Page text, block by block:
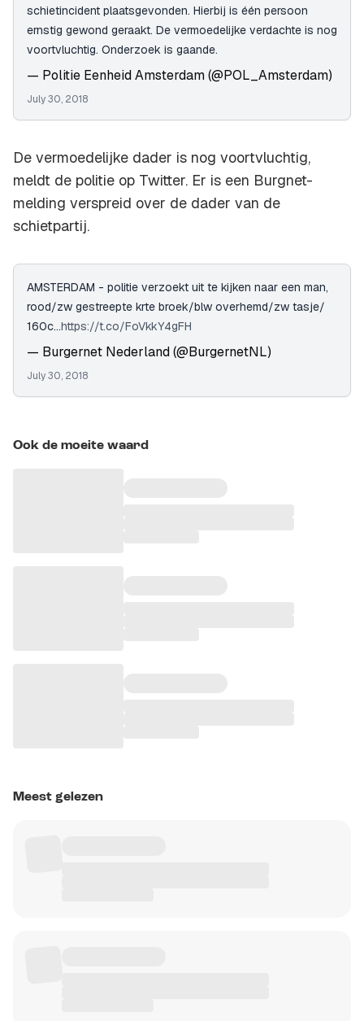
schietincident plaatsgevonden. Hierbij is één persoon
ernstig gewond geraakt. De vermoedelijke verdachte is nog
voortvluchtig. Onderzoek is gaande.
— Politie Eenheid Amsterdam (@POL_Amsterdam)
July 30, 2018
De vermoedelijke dader is nog voortvluchtig,
meldt de politie op Twitter. Er is een Burgnet-
melding verspreid over de dader van de
schietpartij.
AMSTERDAM - politie verzoekt uit te kijken naar een man,
rood/zw gestreepte krte broek/blw overhemd/zw tasje/
160c...https://t.co/FoVkkY4gFH
— Burgernet Nederland (@BurgernetNL)
July 30, 2018
Ook de moeite waard
Meest gelezen